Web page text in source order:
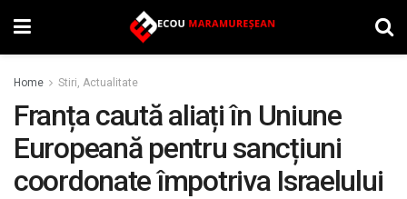
Home Stiri, Actualitate
Franța caută aliați în Uniune
Europeană pentru sancțiuni
coordonate împotriva Israelului